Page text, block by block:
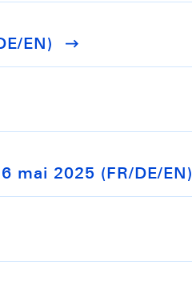
EN)
mai 2025 (FR/DE/EN)